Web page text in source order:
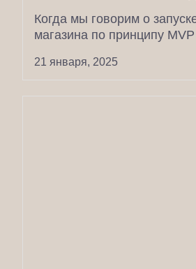
Когда мы говорим о
магазина по принципу
немало недопониманий....
21 января, 2025